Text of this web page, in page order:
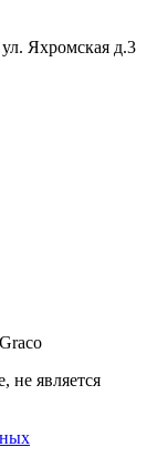
Яхромская д.3
не является